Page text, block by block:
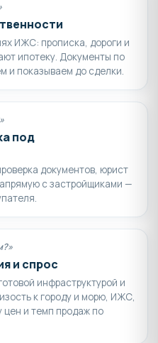
ИЖС: прописка, дороги и
ипотеку. Документы по
и показываем до сделки.
под
документов, юрист
с застройщиками —
и спрос
инфраструктурой и
к городу и морю, ИЖС,
цен и темп продаж по